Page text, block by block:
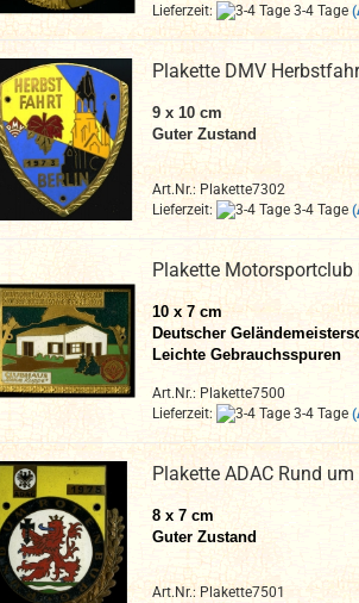
Lieferzeit:
3-4 Tage
Plakette DMV
9 x 10 cm
Guter Zustand
Art.Nr.: Plakette7302
Lieferzeit:
3-4 Tage
Plakette Motorsportclub
10 x 7 cm
Deutscher
Leichte Gebrauchsspuren
Art.Nr.: Plakette7500
Lieferzeit:
3-4 Tage
Plakette ADAC Rund
8 x 7 cm
Guter Zustand
Art.Nr.: Plakette7501